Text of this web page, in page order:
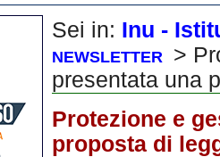
Sei in: Inu -
NEWSLETTER
>
presentata una
Protezione e
proposta di